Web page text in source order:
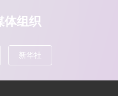
体组织
新华社